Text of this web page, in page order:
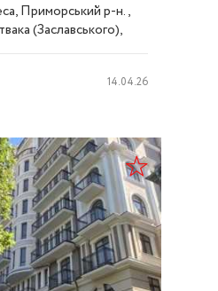
Приморський р-н.,
(Заславського),
14.04.26